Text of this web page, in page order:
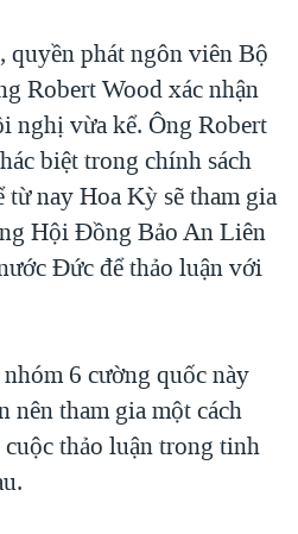
quyền phát ngôn viên Bộ
Robert Wood xác nhận
nghị vừa kể. Ông Robert
biệt trong chính sách
nay Hoa Kỳ sẽ tham gia
Hội Đồng Bảo An Liên
Đức để thảo luận với
6 cường quốc này
nên tham gia một cách
thảo luận trong tinh